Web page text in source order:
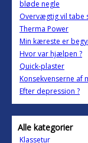
bløde negle
Overvægtig vil tabe
Therma Power
Min kæreste er
Hvor var hjælpen ?
Quick-plaster
Konsekvenserne af
Efter depression ?
Alle kategorier
Klassetur